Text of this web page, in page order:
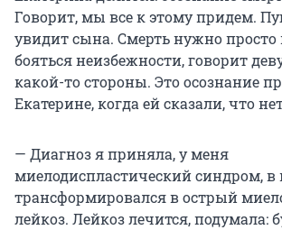
Говорит, мы все к этому придем.
увидит сына. Смерть нужно
бояться неизбежности, говорит
какой-то стороны. Это осознание
Екатерине, когда ей сказали, что
— Диагноз я приняла, у меня
миелодиспластический синдром, в
трансформировался в острый
лейкоз. Лейкоз лечится, подумала: